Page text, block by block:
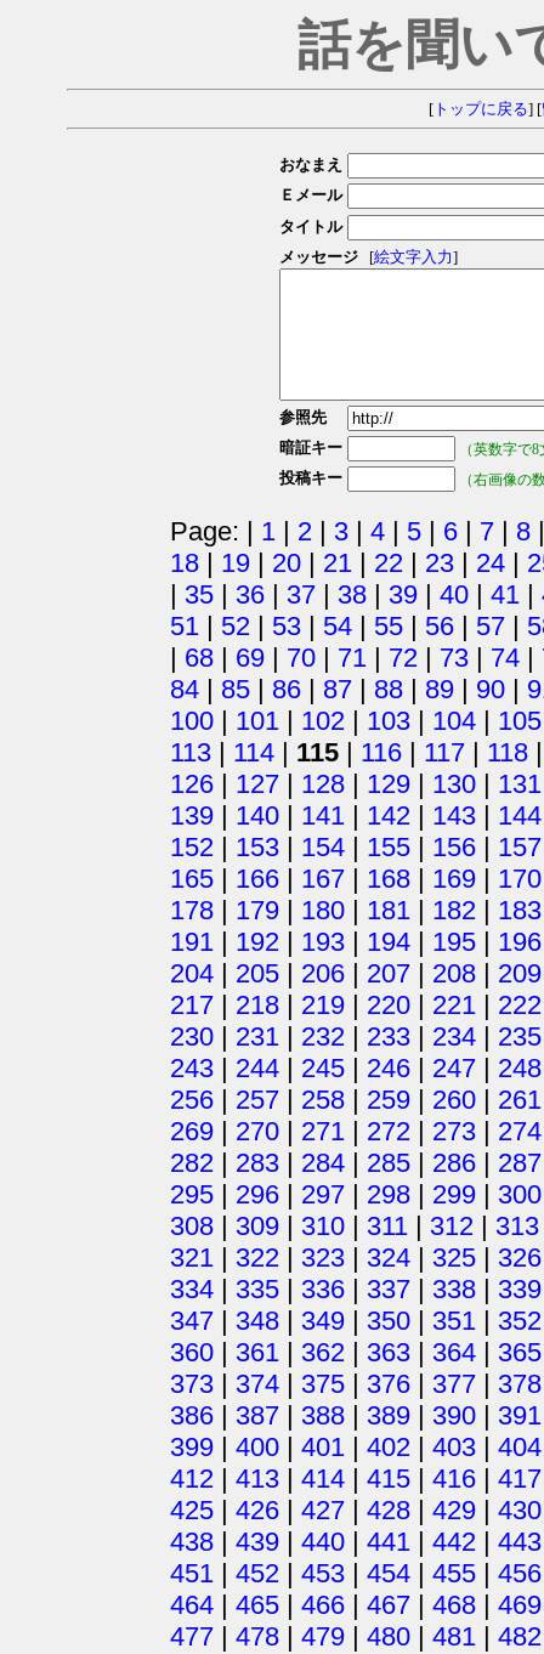
話を聞い
[トップに戻る] [
おなまえ
Ｅメール
タイトル
メッセージ
[絵文字入力]
参照先
暗証キー
（英数字で
投稿キー （右画像の
Page: | 1 | 2 | 3 | 4 | 5 | 6 | 7 | 8
18 | 19 | 20 | 21 | 22 | 23 | 24 |
| 35 | 36 | 37 | 38 | 39 | 40 | 41 |
51 | 52 | 53 | 54 | 55 | 56 | 57 |
| 68 | 69 | 70 | 71 | 72 | 73 | 74 |
84 | 85 | 86 | 87 | 88 | 89 | 90 |
100 | 101 | 102 | 103 | 104 | 105
113 | 114 | 115 | 116 | 117 | 118
126 | 127 | 128 | 129 | 130 | 131
139 | 140 | 141 | 142 | 143 | 144
152 | 153 | 154 | 155 | 156 | 157
165 | 166 | 167 | 168 | 169 | 170
178 | 179 | 180 | 181 | 182 | 183
191 | 192 | 193 | 194 | 195 | 196
204 | 205 | 206 | 207 | 208 | 209
217 | 218 | 219 | 220 | 221 | 222
230 | 231 | 232 | 233 | 234 | 235
243 | 244 | 245 | 246 | 247 | 248
256 | 257 | 258 | 259 | 260 | 261
269 | 270 | 271 | 272 | 273 | 274
282 | 283 | 284 | 285 | 286 | 287
295 | 296 | 297 | 298 | 299 | 300
308 | 309 | 310 | 311 | 312 | 313
321 | 322 | 323 | 324 | 325 | 326
334 | 335 | 336 | 337 | 338 | 339
347 | 348 | 349 | 350 | 351 | 352
360 | 361 | 362 | 363 | 364 | 365
373 | 374 | 375 | 376 | 377 | 378
386 | 387 | 388 | 389 | 390 | 391
399 | 400 | 401 | 402 | 403 | 404
412 | 413 | 414 | 415 | 416 | 417
425 | 426 | 427 | 428 | 429 | 430
438 | 439 | 440 | 441 | 442 | 443
451 | 452 | 453 | 454 | 455 | 456
464 | 465 | 466 | 467 | 468 | 469
477 | 478 | 479 | 480 | 481 | 482